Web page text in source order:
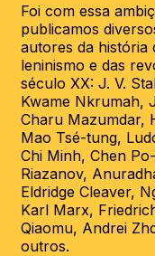
Foi com essa
publicamos
autores da história
leninismo e das
século XX: J. V.
Kwame Nkrumah,
Charu Mazumdar,
Mao Tsé-tung,
Chi Minh, Chen
Riazanov,
Eldridge Cleaver,
Karl Marx,
Qiaomu, Andrei
outros.